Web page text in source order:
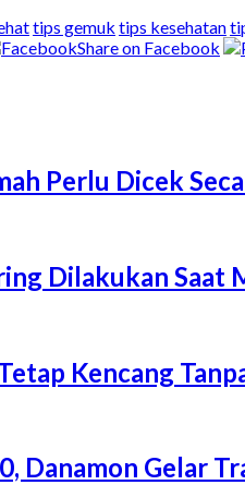
tips gemuk tips kesehatan
Share on Facebook
Perlu Dicek
Dilakukan
Kencang
Danamon Gelar